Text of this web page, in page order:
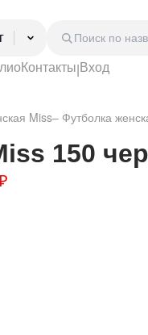
и блокноты
Контакты Вход
Miss– Футболка
150